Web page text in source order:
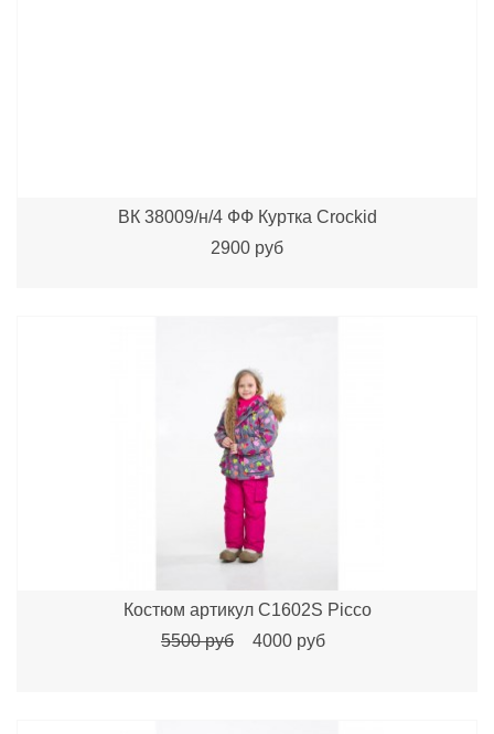
ВК 38009/н/4 ФФ Куртка Crockid
2900 руб
Костюм артикул C1602S Picco
5500 руб
4000 руб